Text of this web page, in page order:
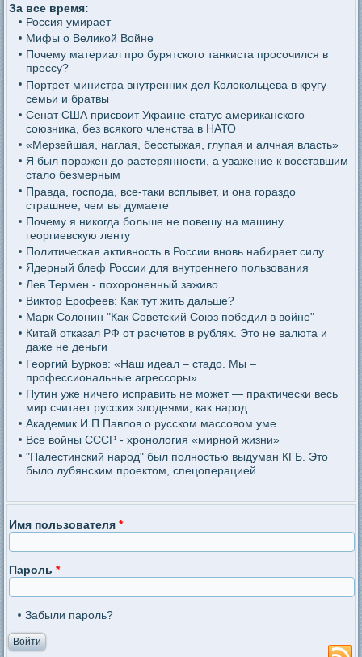
За все время:
Россия умирает
Мифы о Великой Войне
Почему материал про бурятского танкиста просочился в
прессу?
Портрет министра внутренних дел Колокольцева в кругу
семьи и братвы
Сенат США присвоит Украине статус американского
союзника, без всякого членства в НАТО
«Мерзейшая, наглая, бесстыжая, глупая и алчная власть»
Я был поражен до растерянности, а уважение к восставшим
стало безмерным
Правда, господа, все-таки всплывет, и она гораздо
страшнее, чем вы думаете
Почему я никогда больше не повешу на машину
георгиевскую ленту
Политическая активность в России вновь набирает силу
Ядерный блеф России для внутреннего пользования
Лев Термен - похороненный заживо
Виктор Ерофеев: Как тут жить дальше?
Марк Солонин "Как Советский Союз победил в войне"
Китай отказал РФ от расчетов в рублях. Это не валюта и
даже не деньги
Георгий Бурков: «Наш идеал – стадо. Мы –
профессиональные агрессоры»
Путин уже ничего исправить не может — практически весь
мир считает русских злодеями, как народ
Академик И.П.Павлов о русском массовом уме
Все войны СССР - хронология «мирной жизни»
"Палестинский народ" был полностью выдуман КГБ. Это
было лубянским проектом, спецоперацией
Имя пользователя*
Пароль*
Забыли пароль?